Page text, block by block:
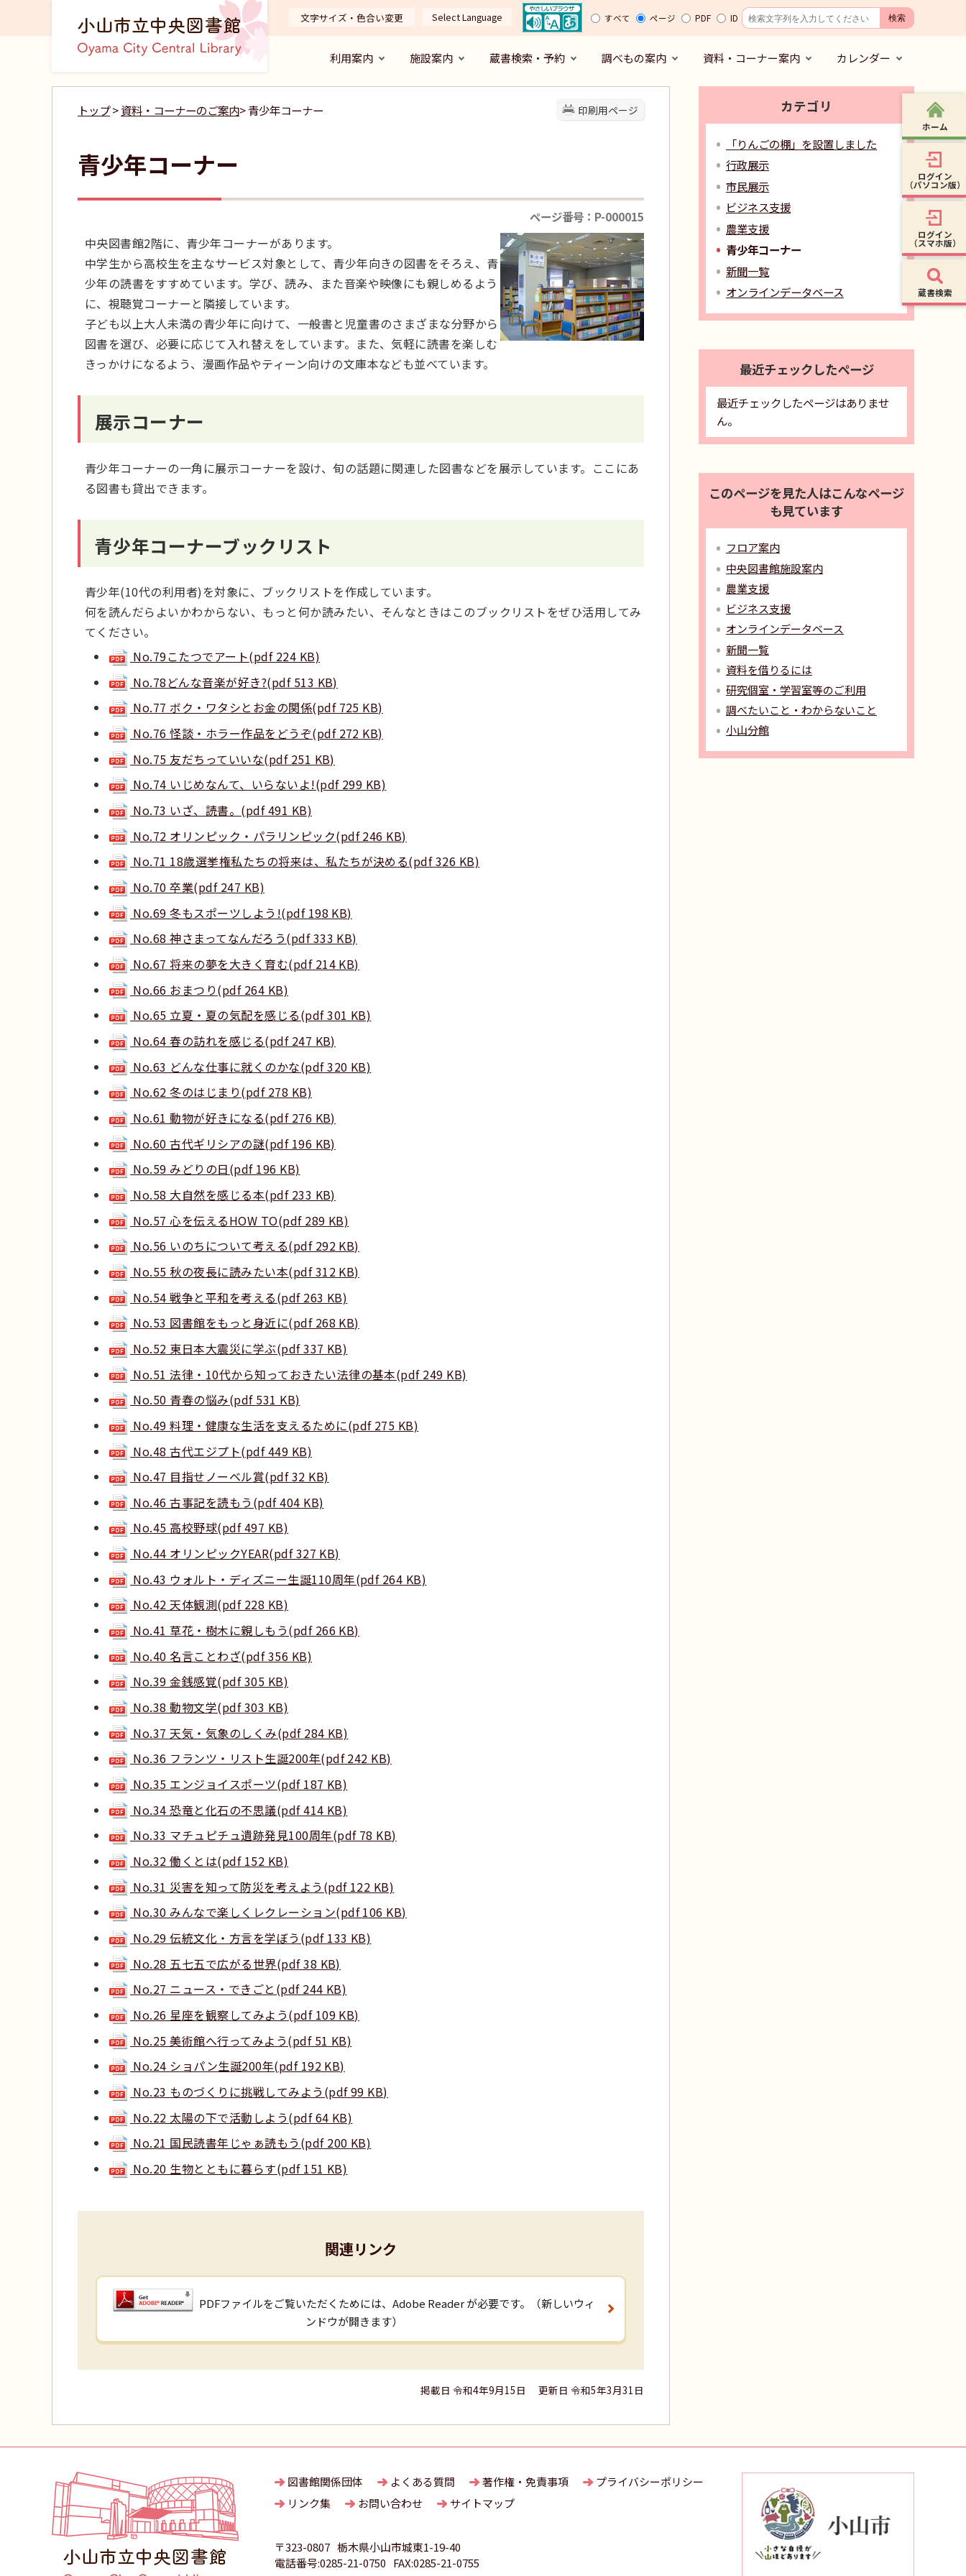
文字サイズ・色合い変更 Select Language すべて ページ PDF ID
利用案内 施設案内 蔵書検索・予約 調べもの案内 資料・コーナー案内 カレンダー
印刷用ページ
トップ>資料・コーナーのご案内> 青少年コーナー
青少年コーナー
ページ番号：P-000015
中央図書館2階に、青少年コーナーがあります。
中学生から高校生を主なサービス対象として、青少年向きの図書をそろえ、青
少年の読書をすすめています。学び、読み、また音楽や映像にも親しめるよう
に、視聴覚コーナーと隣接しています。
子ども以上大人未満の青少年に向けて、一般書と児童書のさまざまな分野から
図書を選び、必要に応じて入れ替えをしています。また、気軽に読書を楽しむ
きっかけになるよう、漫画作品やティーン向けの文庫本なども並べています。
展示コーナー
青少年コーナーの一角に展示コーナーを設け、旬の話題に関連した図書などを展示しています。ここにあ
る図書も貸出できます。
青少年コーナーブックリスト
青少年(10代の利用者)を対象に、ブックリストを作成しています。
何を読んだらよいかわからない、もっと何か読みたい、そんなときはこのブックリストをぜひ活用してみ
てください。
No.79こたつでアート(pdf 224 KB)
No.78どんな音楽が好き?(pdf 513 KB)
No.77 ボク・ワタシとお金の関係(pdf 725 KB)
No.76 怪談・ホラー作品をどうぞ(pdf 272 KB)
No.75 友だちっていいな(pdf 251 KB)
No.74 いじめなんて、いらないよ!(pdf 299 KB)
No.73 いざ、読書。(pdf 491 KB)
No.72 オリンピック・パラリンピック(pdf 246 KB)
No.71 18歳選挙権私たちの将来は、私たちが決める(pdf 326 KB)
No.70 卒業(pdf 247 KB)
No.69 冬もスポーツしよう!(pdf 198 KB)
No.68 神さまってなんだろう(pdf 333 KB)
No.67 将来の夢を大きく育む(pdf 214 KB)
No.66 おまつり(pdf 264 KB)
No.65 立夏・夏の気配を感じる(pdf 301 KB)
No.64 春の訪れを感じる(pdf 247 KB)
No.63 どんな仕事に就くのかな(pdf 320 KB)
No.62 冬のはじまり(pdf 278 KB)
No.61 動物が好きになる(pdf 276 KB)
No.60 古代ギリシアの謎(pdf 196 KB)
No.59 みどりの日(pdf 196 KB)
No.58 大自然を感じる本(pdf 233 KB)
No.57 心を伝えるHOW TO(pdf 289 KB)
No.56 いのちについて考える(pdf 292 KB)
No.55 秋の夜長に読みたい本(pdf 312 KB)
No.54 戦争と平和を考える(pdf 263 KB)
No.53 図書館をもっと身近に(pdf 268 KB)
No.52 東日本大震災に学ぶ(pdf 337 KB)
No.51 法律・10代から知っておきたい法律の基本(pdf 249 KB)
No.50 青春の悩み(pdf 531 KB)
No.49 料理・健康な生活を支えるために(pdf 275 KB)
No.48 古代エジプト(pdf 449 KB)
No.47 目指せノーベル賞(pdf 32 KB)
No.46 古事記を読もう(pdf 404 KB)
No.45 高校野球(pdf 497 KB)
No.44 オリンピックYEAR(pdf 327 KB)
No.43 ウォルト・ディズニー生誕110周年(pdf 264 KB)
No.42 天体観測(pdf 228 KB)
No.41 草花・樹木に親しもう(pdf 266 KB)
No.40 名言ことわざ(pdf 356 KB)
No.39 金銭感覚(pdf 305 KB)
No.38 動物文学(pdf 303 KB)
No.37 天気・気象のしくみ(pdf 284 KB)
No.36 フランツ・リスト生誕200年(pdf 242 KB)
No.35 エンジョイスポーツ(pdf 187 KB)
No.34 恐竜と化石の不思議(pdf 414 KB)
No.33 マチュピチュ遺跡発見100周年(pdf 78 KB)
No.32 働くとは(pdf 152 KB)
No.31 災害を知って防災を考えよう(pdf 122 KB)
No.30 みんなで楽しくレクレーション(pdf 106 KB)
No.29 伝統文化・方言を学ぼう(pdf 133 KB)
No.28 五七五で広がる世界(pdf 38 KB)
No.27 ニュース・できごと(pdf 244 KB)
No.26 星座を観察してみよう(pdf 109 KB)
No.25 美術館へ行ってみよう(pdf 51 KB)
No.24 ショパン生誕200年(pdf 192 KB)
No.23 ものづくりに挑戦してみよう(pdf 99 KB)
No.22 太陽の下で活動しよう(pdf 64 KB)
No.21 国民読書年じゃぁ読もう(pdf 200 KB)
No.20 生物とともに暮らす(pdf 151 KB)
関連リンク
PDFファイルをご覧いただくためには、Adobe Reader が必要です。（新しいウィ
ンドウが開きます）
掲載日 令和4年9月15日 更新日 令和5年3月31日
カテゴリ
「りんごの棚」を設置しました
行政展示
市民展示
ビジネス支援
農業支援
青少年コーナー
新聞一覧
オンラインデータベース
最近チェックしたページ
最近チェックしたページはありませ
ん。
このページを見た人はこんなページ
も見ています
フロア案内
中央図書館施設案内
農業支援
ビジネス支援
オンラインデータベース
新聞一覧
資料を借りるには
研究個室・学習室等のご利用
調べたいこと・わからないこと
小山分館
図書館関係団体 よくある質問 著作権・免責事項
プライバシーポリシー
リンク集
お問い合わせ サイトマップ
〒323-0807 栃木県小山市城東1-19-40
電話番号:0285-21-0750 FAX:0285-21-0755
ホーム
ログイン
（パソコン版）
ログイン
（スマホ版）
蔵書検索